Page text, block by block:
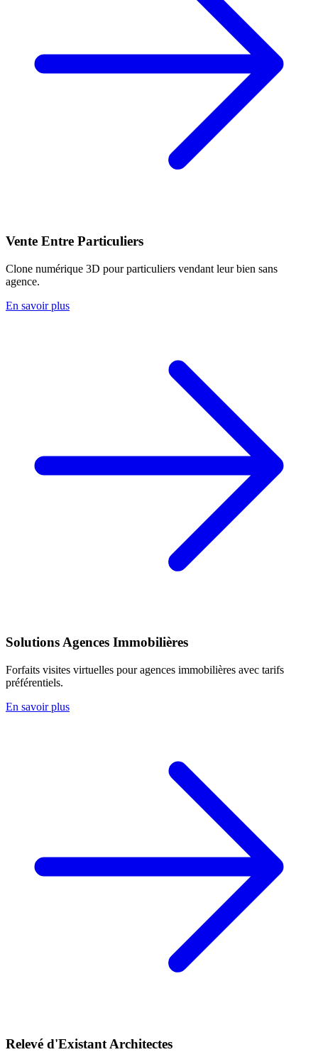
Vente Entre Particuliers
Clone numérique 3D pour particuliers vendant leur bien sans
agence.
En savoir plus
Solutions Agences Immobilières
Forfaits visites virtuelles pour agences immobilières avec tarifs
préférentiels.
En savoir plus
Relevé d'Existant Architectes